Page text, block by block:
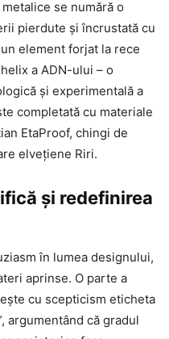
se numără o
pierdute și încrustată cu
element forjat la rece
a ADN-ului – o
și experimentală a
completată cu materiale
EtaProof, chingi de
elvețiene Riri.
și redefinirea
în lumea designului,
aprinse. O parte a
cu scepticism eticheta
argumentând că gradul